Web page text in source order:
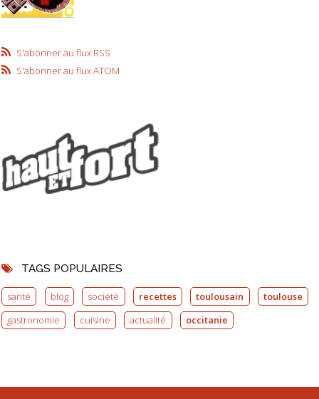
S'abonner au flux RSS
S'abonner au flux ATOM
TAGS POPULAIRES
santé blog société recettes toulousain
toulouse
gastronomie
cuisine actualité occitanie